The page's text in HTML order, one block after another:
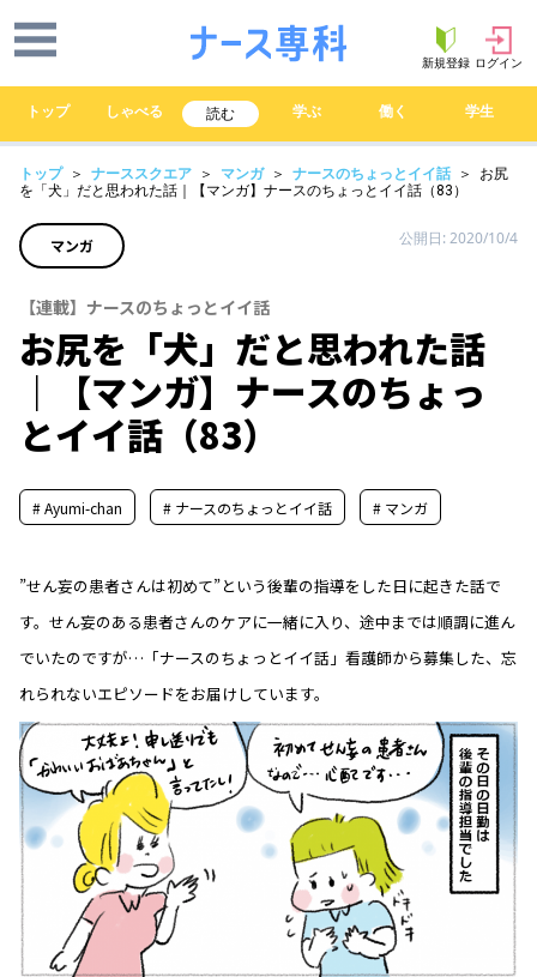
新規登録 ログイン
トップ しゃべる 読む 学ぶ 働く 学生
トップ ＞ ナーススクエア ＞ マンガ ＞ ナースのちょっとイイ話
＞ お尻
を「犬」だと思われた話｜【マンガ】ナースのちょっとイイ話（83）
マンガ 公開日: 2020/10/4
【連載】ナースのちょっとイイ話
お尻を「犬」だと思われた話
｜【マンガ】ナースのちょっ
とイイ話（83）
# Ayumi-chan # ナースのちょっとイイ話 # マンガ
”せん妄の患者さんは初めて”という後輩の指導をした日に起きた話で
す。せん妄のある患者さんのケアに一緒に入り、途中までは順調に進ん
でいたのですが…「ナースのちょっとイイ話」看護師から募集した、忘
れられないエピソードをお届けしています。